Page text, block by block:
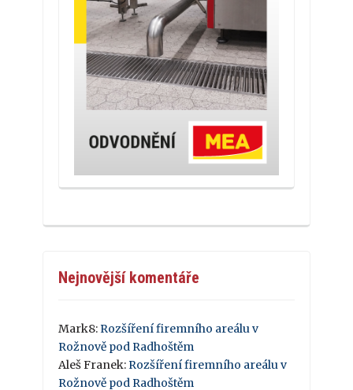
Nejnovější komentáře
Mark8:Rozšíření firemního areálu v
Rožnově pod Radhoštěm
Aleš Franek:Rozšíření firemního areálu v
Rožnově pod Radhoštěm